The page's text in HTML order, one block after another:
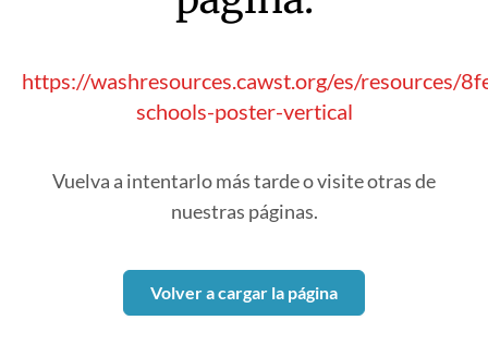
https://washresources.cawst.org/es/resources/
schools-poster-vertical
Vuelva a intentarlo más tarde o visite otras de
nuestras páginas.
Volver a cargar la página